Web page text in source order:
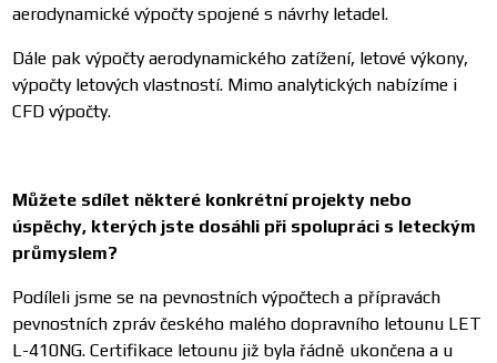
aerodynamické výpočty spojené s návrhy letadel.
Dále pak výpočty aerodynamického zatížení, letové výkony,
výpočty letových vlastností. Mimo analytických nabízíme i
CFD výpočty.
Můžete sdílet některé konkrétní projekty nebo
úspěchy, kterých jste dosáhli při spolupráci s leteckým
průmyslem?
Podíleli jsme se na pevnostních výpočtech a přípravách
pevnostních zpráv českého malého dopravního letounu LET
L-410NG. Certifikace letounu již byla řádně ukončena a u